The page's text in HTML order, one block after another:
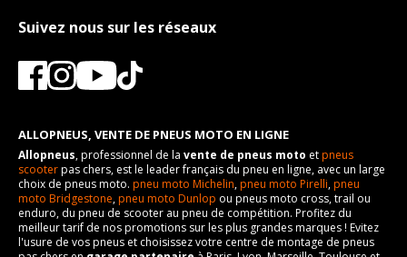
Suivez nous sur les réseaux
ALLOPNEUS, VENTE DE PNEUS MOTO EN LIGNE
Allopneus, professionnel de la vente de pneus moto etpneus
scooterpas chers, est le leader français du pneu en ligne, avec un large
choix de pneus moto. pneu moto Michelin,pneu moto Pirelli,pneu
moto Bridgestone,pneu moto Dunlop ou pneus moto cross, trail ou
enduro, du pneu de scooter au pneu de compétition. Profitez du
meilleur tarif de nos promotions sur les plus grandes marques ! Evitez
l'usure de vos pneus et choisissez votre centre de montage de pneus